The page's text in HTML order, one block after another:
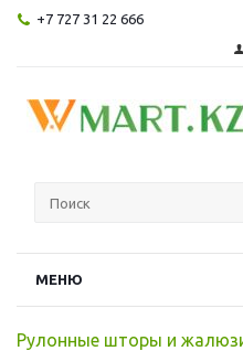
+7 727 31 22 666
МЕНЮ
Рулонные шторы и